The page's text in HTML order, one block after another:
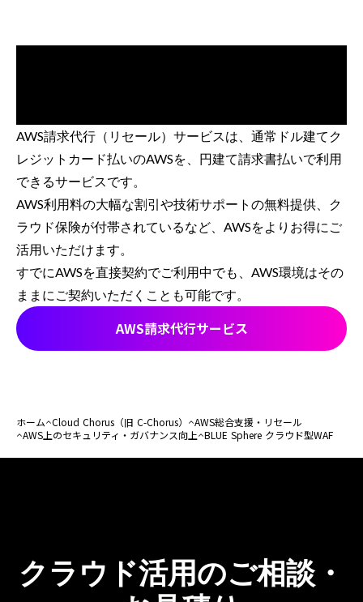
AWS請求代行（リセール）サービスは、通常ドル建てク
レジットカード払いのAWSを、円建て請求書払いで利用
できるサービスです。
AWS利用料の大幅な割引や技術サポートの無料提供、ク
ラウド保険が付帯されているなど、AWSをよりお得にご
活用いただけます。
すでにAWSを直接契約でご利用中でも、AWS環境はその
ままにご契約いただくことも可能です。
AWS請求代行サービス
ホーム Cloud Chorus（旧 C-Chorus）
AWS総合支援・リセール
AWS上のセキュリティ・ガバナンス向上 BLUE Sphere クラウド型WAF
クラウド活用のご相談・